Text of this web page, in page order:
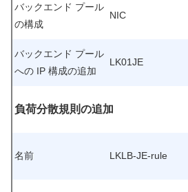
バックエンド プール
の構成
NIC
バックエンド プール
への IP 構成の追加
LK01JE
負荷分散規則の追加
名前 LKLB-JE-rule